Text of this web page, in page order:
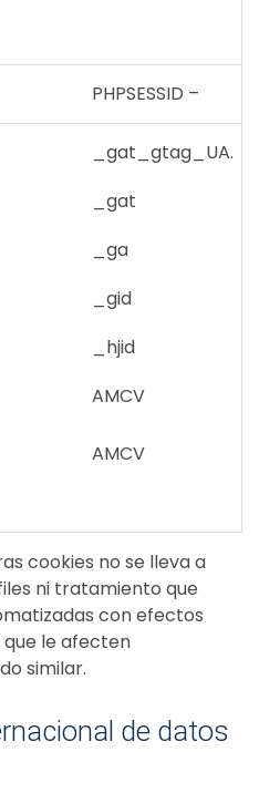
PHPSESSID –
_gat_gtag_UA.
_gat
_ga
_gid
_hjid
AMCV
AMCV
cookies no se lleva a
ni tratamiento que
con efectos
que le afecten
similar.
de datos